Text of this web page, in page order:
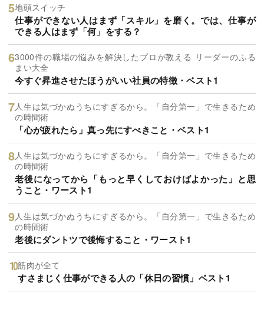
地頭スイッチ
仕事ができない人はまず「スキル」を磨く。では、仕事が
できる人はまず「何」をする？
3000件の職場の悩みを解決したプロが教える リーダーのふる
まい大全
今すぐ昇進させたほうがいい社員の特徴・ベスト1
人生は気づかぬうちにすぎるから。「自分第一」で生きるため
の時間術
「心が疲れたら」真っ先にすべきこと・ベスト1
人生は気づかぬうちにすぎるから。「自分第一」で生きるため
の時間術
老後になってから「もっと早くしておけばよかった」と思
うこと・ワースト1
人生は気づかぬうちにすぎるから。「自分第一」で生きるため
の時間術
老後にダントツで後悔すること・ワースト1
筋肉が全て
すさまじく仕事ができる人の「休日の習慣」ベスト1